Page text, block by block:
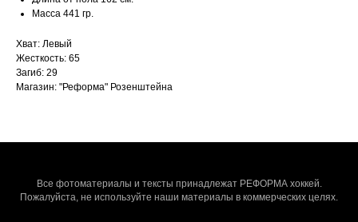
Масса 441 гр.
Хват: Левый
Жесткость: 65
Загиб: 29
Магазин: "Реформа" Розенштейна
Все фотоматериалы и тексты принадлежат РЕФОРМА хоккей.
Пожалуйста, не используйте наши материалы в коммерческих целях.